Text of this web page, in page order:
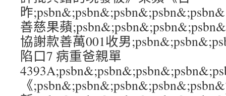
昨
善慈果蘋
協謝款善萬001收男
陷口7 病重爸親單
《